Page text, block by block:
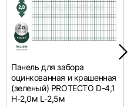
Панель для забора
оцинкованная и крашенная
(зеленый) PROTECTO D-4,1
H-2,0м L-2,5м